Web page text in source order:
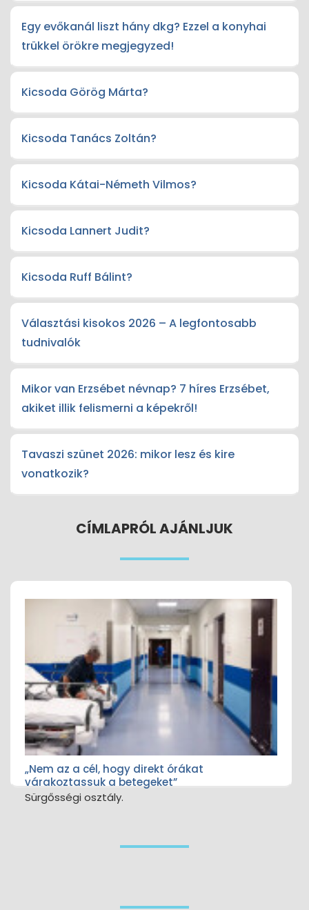
Egy evőkanál liszt hány dkg? Ezzel a konyhai
trükkel örökre megjegyzed!
Kicsoda Görög Márta?
Kicsoda Tanács Zoltán?
Kicsoda Kátai-Németh Vilmos?
Kicsoda Lannert Judit?
Kicsoda Ruff Bálint?
Választási kisokos 2026 – A legfontosabb
tudnivalók
Mikor van Erzsébet névnap? 7 híres Erzsébet,
akiket illik felismerni a képekről!
Tavaszi szünet 2026: mikor lesz és kire
vonatkozik?
CÍMLAPRÓL AJÁNLJUK
„Nem az a cél, hogy direkt órákat
várakoztassuk a betegeket”
Sürgősségi osztály.